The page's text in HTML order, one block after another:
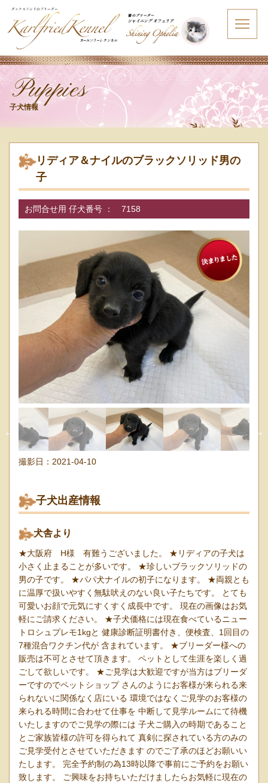
Puppies
子犬情報
リディア＆ナイルのブラックソリッド男の
子
お問合せ用 仔犬番号 ： 7158
撮影日： 2021-04-10
子犬出産情報
犬舎より
★大阪府 H様 有難うございました。 ★リディアの子犬は
小さく止まることが多いです。 ★珍しいブラックソリッドの
男の子です。 ★パパ犬ナイルの初子になります。 ★両親とも
に温厚で扱いやすく無駄吠えのない良い子たちです。 とても
可愛いお顔で元気にすくすく成長中です。 現在の画像はお気
軽にご請求ください。 ★子犬価格には現在食べているニュー
トロシュプレモ1kgと 健康診断証明書付き、便検査、1回目の
7種混合ワクチン代が 含まれています。 ★ブリーダー様への
販売は不可とさせて頂きます。 ペットとして生涯を楽しく過
ごして欲しいです。 ★ご見学は大歓迎ですが当方はブリーダ
ーですのでペットショップ さんのようにお客様が来られる来
られないに関係なく店にいる 環境ではなくご見学のお客様の
来られる時間に合わせて仕事を 中断して見学ルームにて待機
いたしますのでご見学の際には 子犬ご購入の時期であること
とご家族皆様の許可を得られて 真剣に探されている方のみの
ご見学受付とさせていただきます のでご了承のほどお願いい
たします。 完全予約制の為13時以降で事前にご予約をお願い
致します。 ご興味をお持ちいただけましたらお気軽に現在の